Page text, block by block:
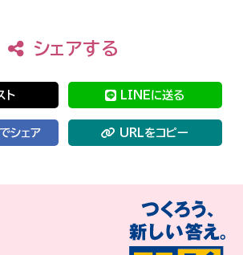
シェアする
ト LINEに送る
シェア URLをコピー